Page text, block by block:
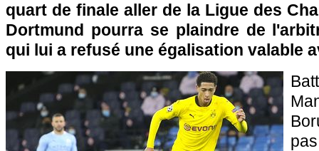
quart de finale aller de la Ligue des
Dortmund pourra se plaindre de
qui lui a refusé une égalisation valable